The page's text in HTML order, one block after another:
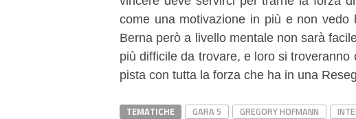
come una motivazione in più e non vedo
Berna però a livello mentale non sarà
più difficile da trovare, e loro si
pista con tutta la forza che ha in una
TEMATICHE GARA 5 GREGORY HOFMANN